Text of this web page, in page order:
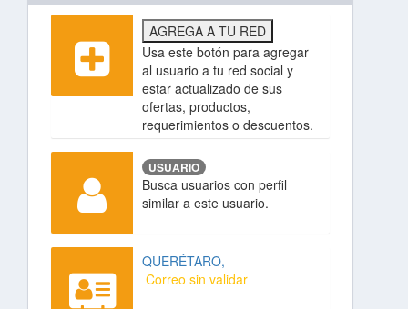
AGREGA A TU RED
Usa este botón para agregar
al usuario a tu red social y
estar actualizado de sus
ofertas, productos,
requerimientos o descuentos.
USUARIO
Busca usuarios con perfil
similar a este usuario.
QUERÉTARO,
Correo sin validar